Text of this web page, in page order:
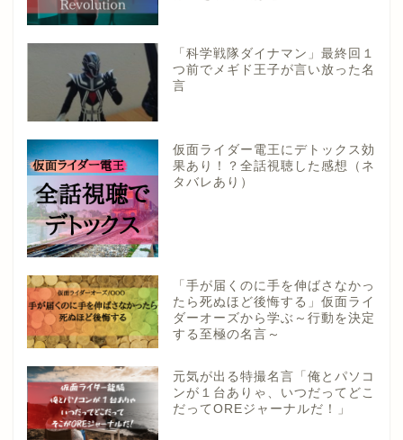
「科学戦隊ダイナマン」最終回１
つ前でメギド王子が言い放った名
言
仮面ライダー電王にデトックス効
果あり！？全話視聴した感想（ネ
タバレあり）
「手が届くのに手を伸ばさなかっ
たら死ぬほど後悔する」仮面ライ
ダーオーズから学ぶ～行動を決定
する至極の名言～
元気が出る特撮名言「俺とパソコ
ンが１台ありゃ、いつだってどこ
だってOREジャーナルだ！」